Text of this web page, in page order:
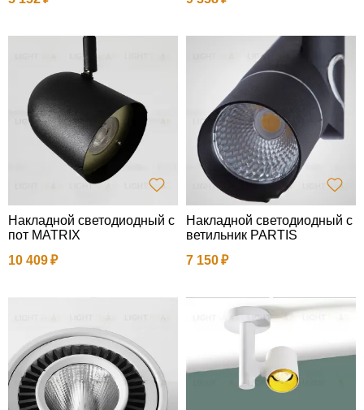
Накладной светодиодный с
пот MATRIX
10 409
Накладной светодиодный с
ветильник PARTIS
7 150